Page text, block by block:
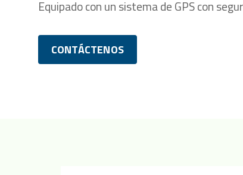
Equipado con un sistema de GPS con
CONTÁCTENOS